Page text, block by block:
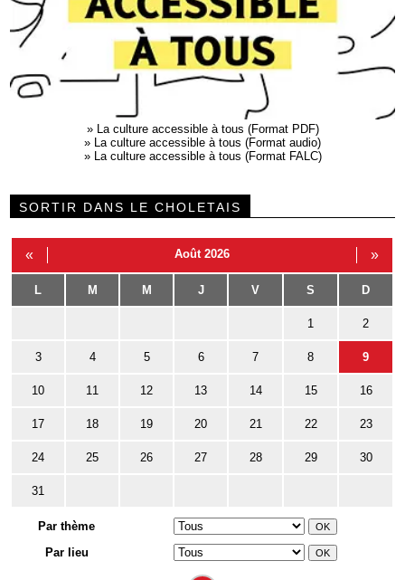
» La culture accessible à tous (Format PDF)
» La culture accessible à tous (Format audio)
» La culture accessible à tous (Format FALC)
SORTIR DANS LE CHOLETAIS
« Août 2026 »
L M M J V S D
1 2
3 4 5 6 7 8 9
10 11 12 13 14 15 16
17 18 19 20 21 22 23
24 25 26 27 28 29 30
31
Par thème
Par lieu